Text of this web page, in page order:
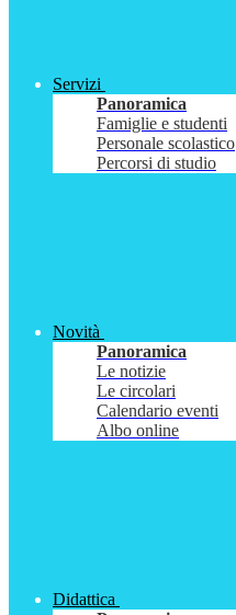
Servizi
Panoramica
Famiglie e studenti
Personale scolastico
Percorsi di studio
Novità
Panoramica
Le notizie
Le circolari
Calendario eventi
Albo online
Didattica